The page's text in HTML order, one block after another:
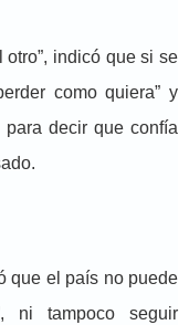
indicó que si se
como quiera” y
para decir que confía
que el país no puede
ni tampoco seguir